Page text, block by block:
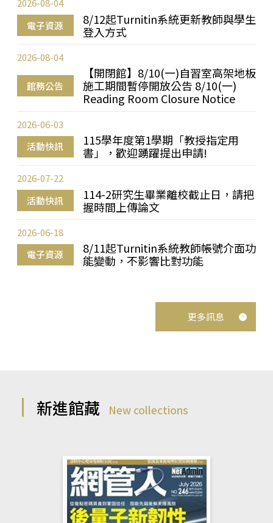
電子資源
8/12起Turnitin系統更新教師與學生
登入方式
2026-08-04
館務公告
【開閉館】8/10(一)自習室高架地板
施工期間暫停開放公告 8/10(一)
Reading Room Closure Notice
2026-08-04
活動快訊
115學年度第1學期「教授指定用
書」，歡迎踴躍提出申請!
2026-06-03
活動快訊
114-2研究生畢業離校截止日，請把
握時間上傳論文
2026-07-22
電子資源
8/11起Turnitin系統教師帳號介面功
能變動，不影響比對功能
2026-06-18
更多訊息
新進館藏 New collections